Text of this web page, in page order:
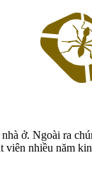
ở. Ngoài ra
nhiều năm